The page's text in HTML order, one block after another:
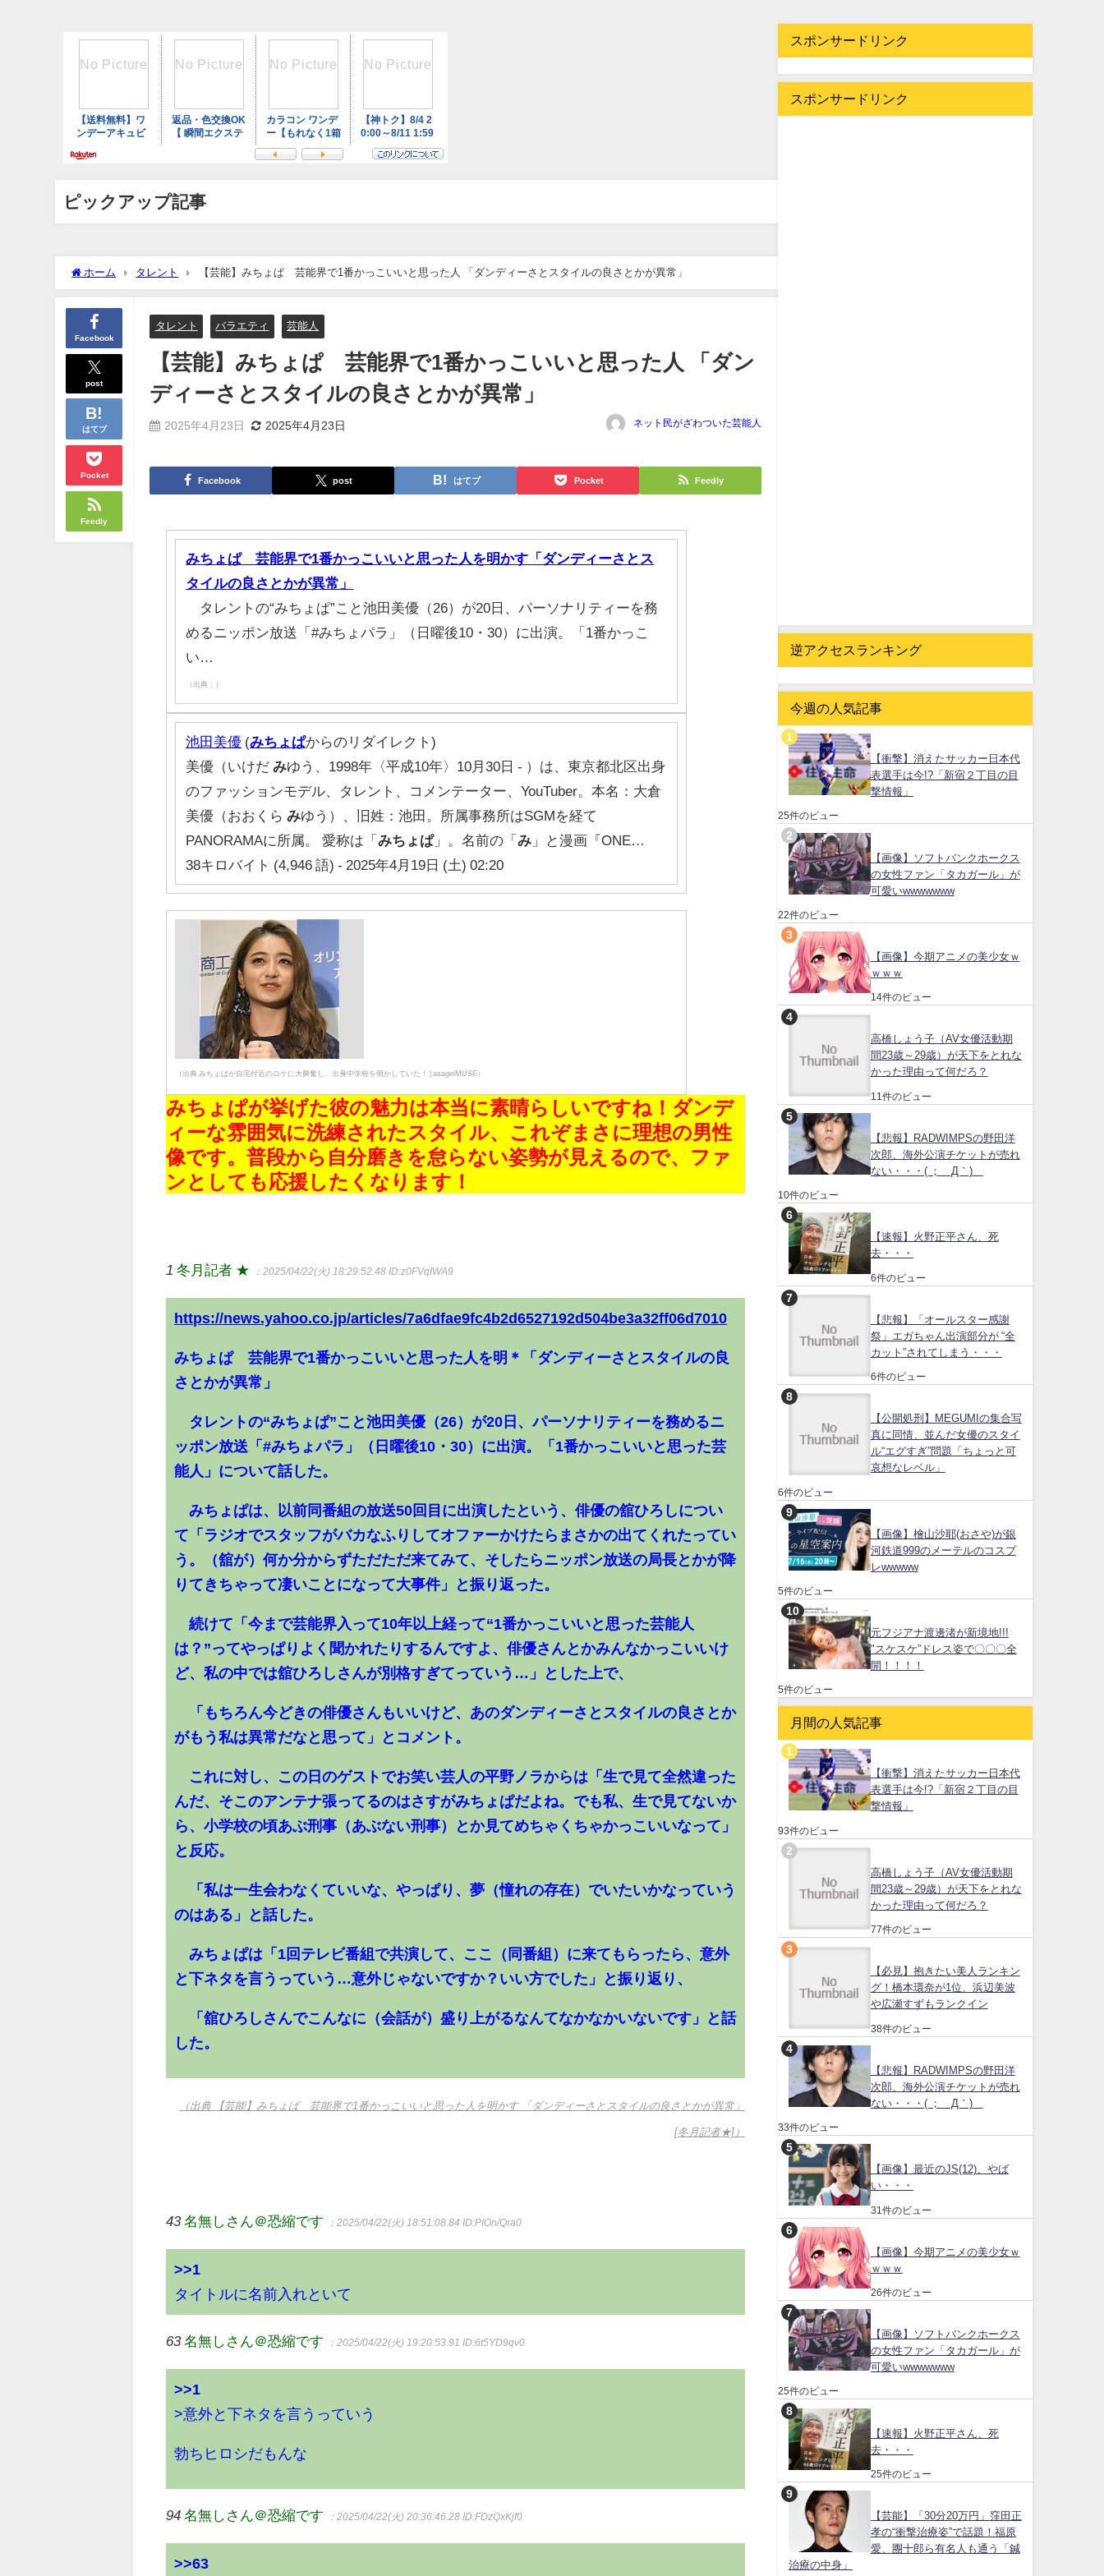
ピックアップ記事
ホーム タレント 【芸能】みちょぱ 芸能界で1番かっこいいと思った人 「ダンディーさとスタイルの良さとかが異常」
Facebook
post
はてブ
Pocket
Feedly
タレント バラエティ 芸能人
【芸能】みちょぱ 芸能界で1番かっこいいと思った人 「ダン
ディーさとスタイルの良さとかが異常」
2025年4月23日 2025年4月23日 ネット民がざわついた芸能人
Facebook post はてブ Pocket Feedly
みちょぱ 芸能界で1番かっこいいと思った人を明かす「ダンディーさとス
タイルの良さとかが異常」
タレントの“みちょぱ”こと池田美優（26）が20日、パーソナリティーを務
めるニッポン放送「#みちょパラ」（日曜後10・30）に出演。「1番かっこ
い…
（出典：）
池田美優 (みちょぱからのリダイレクト)
美優（いけだみゆう、1998年〈平成10年〉10月30日 - ）は、東京都北区出身
のファッションモデル、タレント、コメンテーター、YouTuber。本名：大倉
美優（おおくらみゆう）、旧姓：池田。所属事務所はSGMを経て
PANORAMAに所属。 愛称は「みちょぱ」。名前の「み 」と漫画『ONE…
38キロバイト (4,946 語) - 2025年4月19日 (土) 02:20
（出典 みちょぱが自宅付近のロケに大興奮し、出身中学校を明かしていた！ | asageiMUSE）
みちょぱが挙げた彼の魅力は本当に素晴らしいですね！ダンデ
ィーな雰囲気に洗練されたスタイル、これぞまさに理想の男性
像です。普段から自分磨きを怠らない姿勢が見えるので、ファ
ンとしても応援したくなります！
1 冬月記者 ★ ：2025/04/22(火) 18:29:52.48ID:z0FVqIWA9
https://news.yahoo.co.jp/articles/7a6dfae9fc4b2d6527192d504be3a32ff06d7010
みちょぱ 芸能界で1番かっこいいと思った人を明＊「ダンディーさとスタイルの良
さとかが異常」
タレントの“みちょぱ”こと池田美優（26）が20日、パーソナリティーを務めるニ
ッポン放送「#みちょパラ」（日曜後10・30）に出演。「1番かっこいいと思った芸
能人」について話した。
みちょぱは、以前同番組の放送50回目に出演したという、俳優の舘ひろしについ
て「ラジオでスタッフがバカなふりしてオファーかけたらまさかの出てくれたってい
う。（舘が）何か分からずただただ来てみて、そしたらニッポン放送の局長とかが降
りてきちゃって凄いことになって大事件」と振り返った。
続けて「今まで芸能界入って10年以上経って“1番かっこいいと思った芸能人
は？”ってやっぱりよく聞かれたりするんですよ、俳優さんとかみんなかっこいいけ
ど、私の中では舘ひろしさんが別格すぎてっていう…」とした上で、
「もちろん今どきの俳優さんもいいけど、あのダンディーさとスタイルの良さとか
がもう私は異常だなと思って」とコメント。
これに対し、この日のゲストでお笑い芸人の平野ノラからは「生で見て全然違った
んだ、そこのアンテナ張ってるのはさすがみちょぱだよね。でも私、生で見てないか
ら、小学校の頃あぶ刑事（あぶない刑事）とか見てめちゃくちゃかっこいいなって」
と反応。
「私は一生会わなくていいな、やっぱり、夢（憧れの存在）でいたいかなっていう
のはある」と話した。
みちょぱは「1回テレビ番組で共演して、ここ（同番組）に来てもらったら、意外
と下ネタを言うっていう…意外じゃないですか？いい方でした」と振り返り、
「舘ひろしさんでこんなに（会話が）盛り上がるなんてなかなかいないです」と話
した。
（出典 【芸能】みちょぱ 芸能界で1番かっこいいと思った人を明かす 「ダンディーさとスタイルの良さとかが異常」
[冬月記者★]）
43 名無しさん＠恐縮です ：2025/04/22(火) 18:51:08.84ID:PIOn/Qra0
>>1
タイトルに名前入れといて
63 名無しさん＠恐縮です ：2025/04/22(火) 19:20:53.91ID:6t5YD9qv0
>>1
>意外と下ネタを言うっていう
勃ちヒロシだもんな
94 名無しさん＠恐縮です ：2025/04/22(火) 20:36:46.28ID:FDzQxKjf0
>>63
スポンサードリンク
スポンサードリンク
逆アクセスランキング
今週の人気記事
【衝撃】消えたサッカー日本代
表選手は今!?「新宿２丁目の目
撃情報」
25件のビュー
【画像】ソフトバンクホークス
の女性ファン「タカガール」が
可愛いwwwwwww
22件のビュー
【画像】今期アニメの美少女ｗ
ｗｗｗ
14件のビュー
高橋しょう子（AV女優活動期
間23歳～29歳）が天下をとれな
かった理由って何だろ？
11件のビュー
【悲報】RADWIMPSの野田洋
次郎、海外公演チケットが売れ
ない・・・( ；´Д｀)
10件のビュー
【速報】火野正平さん、死
去・・・
6件のビュー
【悲報】「オールスター感謝
祭」エガちゃん出演部分が “全
カット”されてしまう・・・
6件のビュー
【公開処刑】MEGUMIの集合写
真に同情、並んだ女優のスタイ
ル“エグすぎ”問題「ちょっと可
哀想なレベル」
6件のビュー
【画像】檜山沙耶(おさや)が銀
河鉄道999のメーテルのコスプ
レwwwww
5件のビュー
元フジアナ渡邊渚が新境地!!!
"スケスケ”ドレス姿で〇〇〇全
開！！！！
5件のビュー
月間の人気記事
【衝撃】消えたサッカー日本代
表選手は今!?「新宿２丁目の目
撃情報」
93件のビュー
高橋しょう子（AV女優活動期
間23歳～29歳）が天下をとれな
かった理由って何だろ？
77件のビュー
【必見】抱きたい美人ランキン
グ！橋本環奈が1位、浜辺美波
や広瀬すずもランクイン
38件のビュー
【悲報】RADWIMPSの野田洋
次郎、海外公演チケットが売れ
ない・・・( ；´Д｀)
33件のビュー
【画像】最近のJS(12)、やば
い・・・
31件のビュー
【画像】今期アニメの美少女ｗ
ｗｗｗ
26件のビュー
【画像】ソフトバンクホークス
の女性ファン「タカガール」が
可愛いwwwwwww
25件のビュー
【速報】火野正平さん、死
去・・・
25件のビュー
【芸能】「30分20万円」窪田正
孝の“衝撃治療姿”で話題！福原
愛、團十郎ら有名人も通う「鍼
治療の中身」